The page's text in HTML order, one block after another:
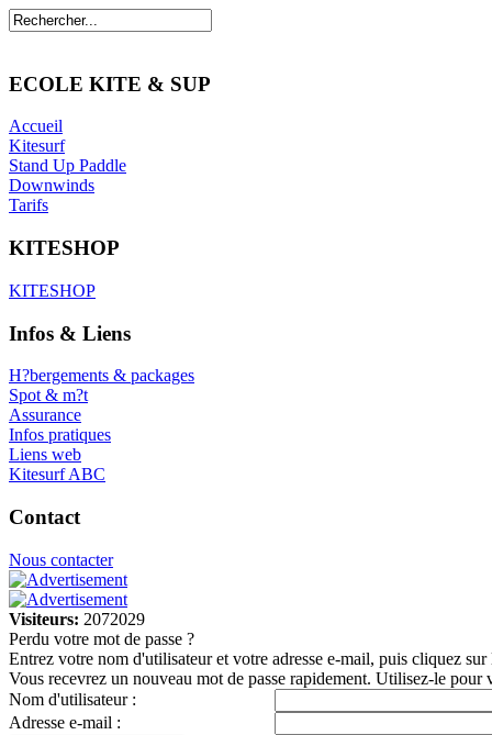
ECOLE KITE & SUP
Accueil
Kitesurf
Stand Up Paddle
Downwinds
Tarifs
KITESHOP
KITESHOP
Infos & Liens
H?bergements & packages
Spot & m?t
Assurance
Infos pratiques
Liens web
Kitesurf ABC
Contact
Nous contacter
Visiteurs: 2072029
Perdu votre mot de passe ?
Entrez votre nom d'utilisateur et votre adresse e-mail, puis cliquez
Vous recevrez un nouveau mot de passe rapidement. Utilisez-le pour
Nom d'utilisateur :
Adresse e-mail :